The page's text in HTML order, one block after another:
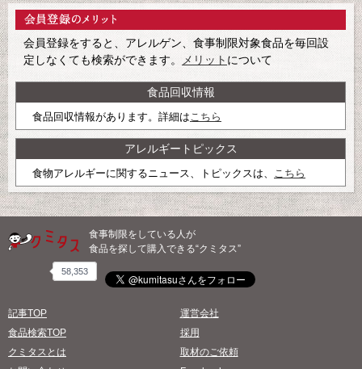
会員登録をすると、アレルゲン、食事制限対象食品を毎回設
定しなくても検索ができます。
メリット について
食品回収情報
食品回収情報があります。詳細はこちら
アレルギートピックス
食物アレルギーに関するニュース、トピックスは、 こちら
食事制限をしている人が
食品を探して購入できる“クミタス”
58,353
記事TOP
食品検索TOP
クミタスとは
運営会社
採用
取材のご依頼